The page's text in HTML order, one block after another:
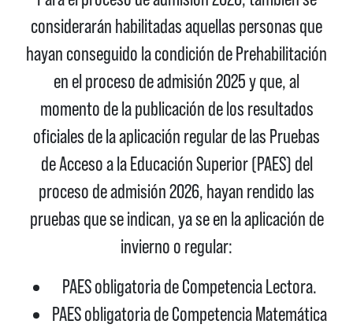
considerarán habilitadas aquellas personas que
hayan conseguido la condición de Prehabilitación
en el proceso de admisión 2025 y que, al
momento de la publicación de los resultados
oficiales de la aplicación regular de las Pruebas
de Acceso a la Educación Superior (PAES) del
proceso de admisión 2026, hayan rendido las
pruebas que se indican, ya se en la aplicación de
invierno o regular:
PAES obligatoria de Competencia Lectora.
PAES obligatoria de Competencia Matemática